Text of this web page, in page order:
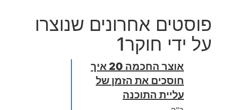
פוסטים אחרונים שנוצרו
על ידי חוקר1
אוצר החכמה 20 איך
חוסכים את הזמן של
עליית התוכנה